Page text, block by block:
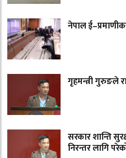
नेपाल
गृहमन्त्री गुरुङले
सरकार शान्ति
निरन्तर लागि